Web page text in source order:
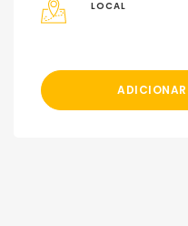
LOCAL